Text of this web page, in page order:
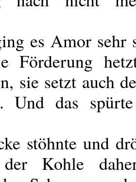
es Amor sehr
Förderung
sie setzt auch
Und das
stöhnte und
Kohle